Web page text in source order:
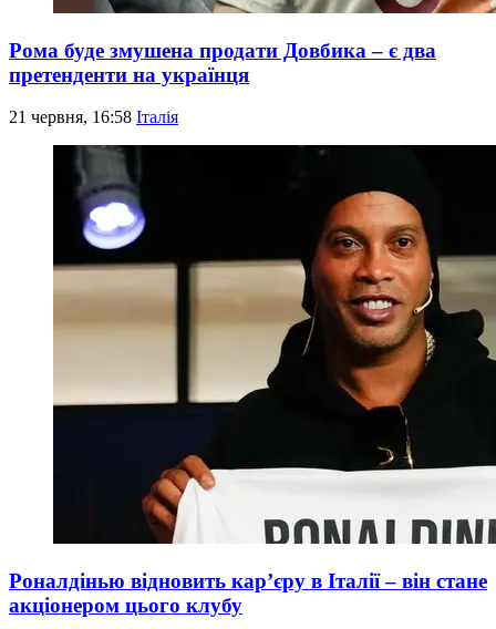
Рома буде змушена продати Довбика – є два
претенденти на українця
21 червня, 16:58 Італія
Роналдінью відновить кар’єру в Італії – він стане
акціонером цього клубу